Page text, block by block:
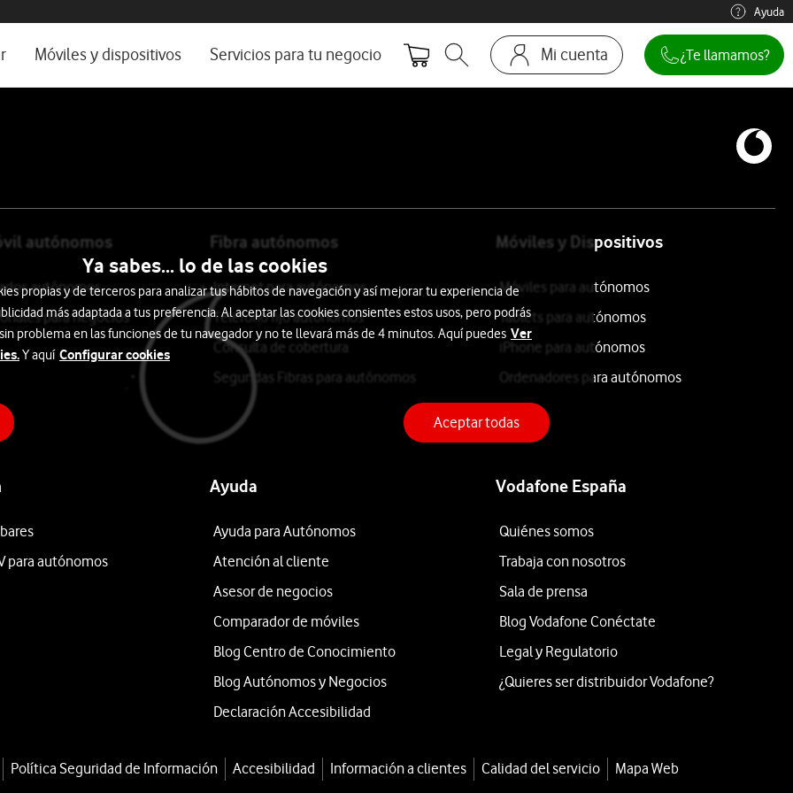
ayuda e idioma Ayuda
Móviles y dispositivos Servicios para tu negocio
Abrir buscador. Abre en ventana modal
Mi cuenta
Ir a la pagina acceso clientes
¿Te llamamos?
autónomos
autónomos
para negocios
Fibra autónomos
Internet para autónomos
Teléfono fijo autónomos
Consulta de cobertura
Segundas Fibras para autónomos
Móviles y Dispositivos
Móviles para autónomos
Tablets para autónomos
iPhone para autónomos
Ordenadores para autónomos
para autónomos
Ayuda
Ayuda para Autónomos
Atención al cliente
Asesor de negocios
Comparador de móviles
Blog Centro de Conocimiento
Blog Autónomos y Negocios
Declaración Accesibilidad
Vodafone España
Quiénes somos
Trabaja con nosotros
Sala de prensa
Blog Vodafone Conéctate
Legal y Regulatorio
¿Quieres ser distribuidor Vodafone?
Política Seguridad de Información Accesibilidad Información a clientes Calidad del servicio
Mapa Web
Ya sabes... lo de las cookies
propias y de terceros para analizar tus hábitos de navegación y así mejorar tu experiencia de
más adaptada a tus preferencia. Al aceptar las cookies consientes estos usos, pero podrás
problema en las funciones de tu navegador y no te llevará más de 4 minutos. Aquí puedes Ver
Y aquí Configurar cookies
Aceptar todas